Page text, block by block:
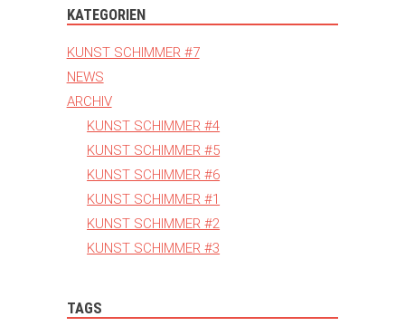
KATEGORIEN
KUNST SCHIMMER #7
NEWS
ARCHIV
KUNST SCHIMMER #4
KUNST SCHIMMER #5
KUNST SCHIMMER #6
KUNST SCHIMMER #1
KUNST SCHIMMER #2
KUNST SCHIMMER #3
TAGS